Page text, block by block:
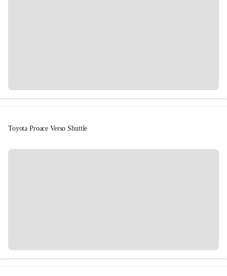
Toyota Proace Verso Shuttle